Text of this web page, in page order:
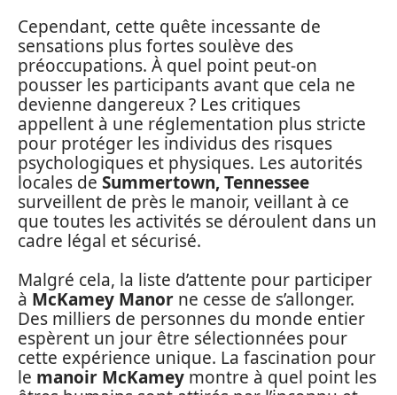
Cependant, cette quête incessante de
sensations plus fortes soulève des
préoccupations. À quel point peut-on
pousser les participants avant que cela ne
devienne dangereux ? Les critiques
appellent à une réglementation plus stricte
pour protéger les individus des risques
psychologiques et physiques. Les autorités
locales de Summertown, Tennessee
surveillent de près le manoir, veillant à ce
que toutes les activités se déroulent dans un
cadre légal et sécurisé.
Malgré cela, la liste d’attente pour participer
à McKamey Manor ne cesse de s’allonger.
Des milliers de personnes du monde entier
espèrent un jour être sélectionnées pour
cette expérience unique. La fascination pour
le manoir McKamey montre à quel point les